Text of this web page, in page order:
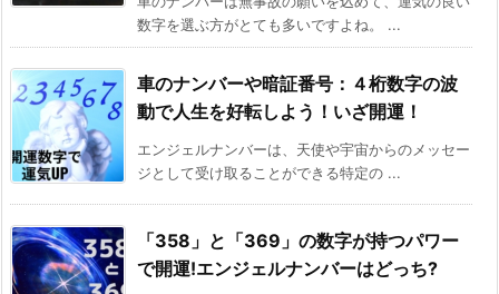
数字を選ぶ方がとても多いですよね。 ...
車のナンバーや暗証番号：４桁数字の波
動で人生を好転しよう！いざ開運！
エンジェルナンバーは、天使や宇宙からのメッセー
ジとして受け取ることができる特定の ...
「358」と「369」の数字が持つパワー
で開運!エンジェルナンバーはどっち?